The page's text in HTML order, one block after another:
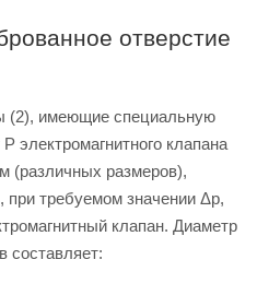
отверстие
(2), имеющие специальную
электромагнитного клапана
(различных размеров),
при требуемом значении Δp,
клапан. Диаметр
составляет: